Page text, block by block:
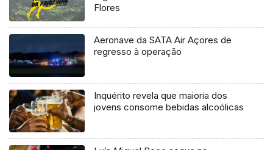
Flores
Aeronave da SATA Air Açores de
regresso à operação
Inquérito revela que maioria dos
jovens consome bebidas alcoólicas